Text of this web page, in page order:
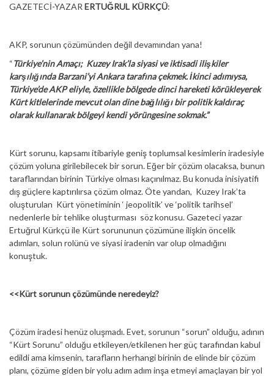
GAZETECİ-YAZAR ERTUĞRUL KÜRKÇÜ:
AKP, sorunun çözümünden değil devamından yana!
“Türkiye’nin Amaçı; Kuzey Irak’la siyasi ve iktisadi ilişkiler
karşılığında Barzani’yi Ankara tarafına çekmek. İkinci adımıysa,
Türkiye’de AKP eliyle, özellikle bölgede dinci hareketi körükleyerek
Kürt kitlelerinde mevcut olan dine bağlılığı bir politik kaldıraç
olarak kullanarak bölgeyi kendi yörüngesine sokmak.”
Kürt sorunu, kapsamı itibariyle geniş toplumsal kesimlerin iradesiyle
çözüm yoluna girilebilecek bir sorun. Eğer bir çözüm olacaksa, bunun
taraflarından birinin Türkiye olması kaçınılmaz. Bu konuda inisiyatifi
dış güçlere kaptırılırsa çözüm olmaz. Öte yandan, Kuzey Irak’ta
oluşturulan Kürt yönetiminin ‘ jeopolitik’ ve ‘politik tarihsel’
nedenlerle bir tehlike oluşturması söz konusu. Gazeteci yazar
Ertuğrul Kürkçü ile Kürt sorununun çözümüne ilişkin öncelik
adımları, solun rolünü ve siyasi iradenin var olup olmadığını
konuştuk.
<<Kürt sorunun çözümünde neredeyiz?
Çözüm iradesi henüz oluşmadı. Evet, sorunun “sorun” olduğu, adının
“Kürt Sorunu” olduğu etkileyen/etkilenen her güç tarafından kabul
edildi ama kimsenin, tarafların herhangi birinin de elinde bir çözüm
planı, çözüme giden bir yolu adım adım inşa etmeyi amaçlayan bir yol